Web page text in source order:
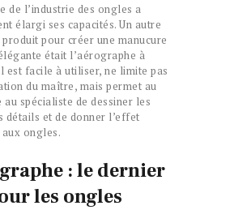
de l’industrie des ongles a
élargi ses capacités. Un autre
pour créer une manucure
était l’aérographe à
est facile à utiliser, ne limite pas
du maître, mais permet au
spécialiste de dessiner les
détails et de donner l’effet
ongles.
: le dernier
les ongles